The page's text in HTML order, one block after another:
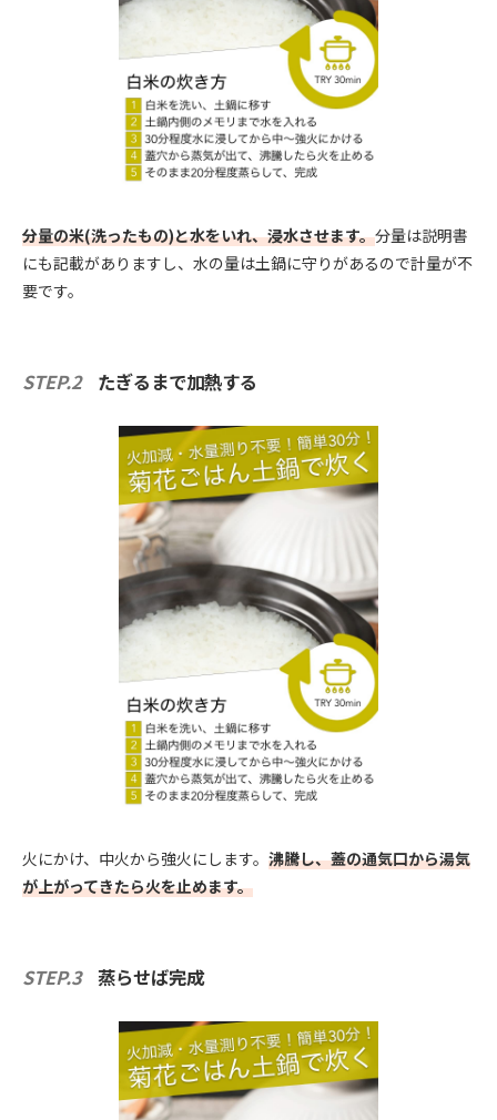
分量の米(洗ったもの)と水をいれ、浸水させます。分量は説明書
にも記載がありますし、水の量は土鍋に守りがあるので計量が不
要です。
STEP.2 たぎるまで加熱する
火にかけ、中火から強火にします。 沸騰し、蓋の通気口から湯気
が上がってきたら火を止めます。
STEP.3 蒸らせば完成